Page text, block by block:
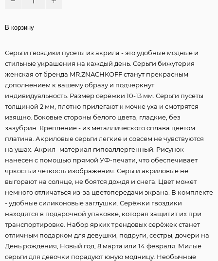
В корзину
Серьги гвоздики пусеты из акрила - это удобные модные и
стильные украшения на каждый день. Серьги бижутерия
женская от бренда MR.ZNACHKOFF станут прекрасным
дополнением к вашему образу и подчеркнут
индивидуальность. Размер серёжки 10-13 мм. Серьги пусеты
толщиной 2 мм, плотно прилегают к мочке уха и смотрятся
изящно. Боковые стороны белого цвета, гладкие, без
зазубрин. Крепление - из металлического сплава цветом
платина. Акриловые серьги легкие и совсем не чувствуются
на ушах. Акрил- материал гипоаллергенный. Рисунок
нанесен с помощью прямой УФ-печати, что обеспечивает
яркость и чёткость изображения. Серьги акриловые не
выгорают на солнце, не боятся дождя и снега. Цвет может
немного отличаться из-за цветопередачи экрана. В комплекте
- удобные силиконовые заглушки. Серёжки гвоздики
находятся в подарочной упаковке, которая защитит их при
транспортировке. Набор ярких трендовых серёжек станет
отличным подарком для девушки, подруги, сестры, дочери на
День рождения, Новый год, 8 марта или 14 февраля. Милые
серьги для девочки порадуют юную модницу. Необычные